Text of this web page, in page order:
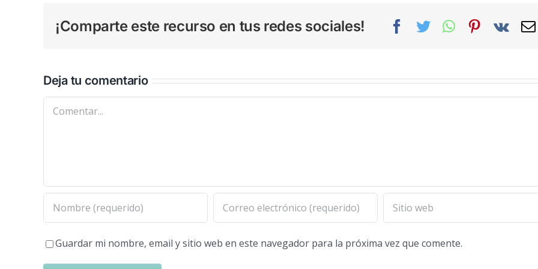
¡Comparte este recurso en tus redes sociales! Facebook
TwitterWhatsAppPinterest
Vk
Deja tu comentario
Comentar
Guardar mi nombre, email y sitio web en este navegador para la próxima vez que comente.